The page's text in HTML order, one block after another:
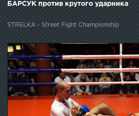
БАРСУК против крутого ударника
STRELKA - Street Fight Championship